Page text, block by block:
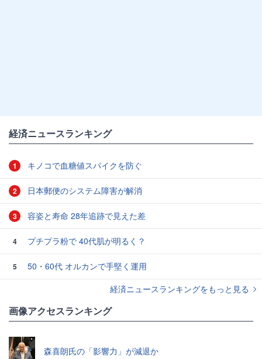
経済ニュースランキング
1 キノコで血糖値スパイクを防ぐ
2 日本郵便のシステム障害が解消
3 容姿と寿命 28年追跡で見えた差
4 プチプラ粉で 40代肌が明るく？
5
50・60代 オルカンで手堅く運用
経済ニュースランキングをもっと見る
画像アクセスランキング
森喜朗氏の「影響力」が減退か